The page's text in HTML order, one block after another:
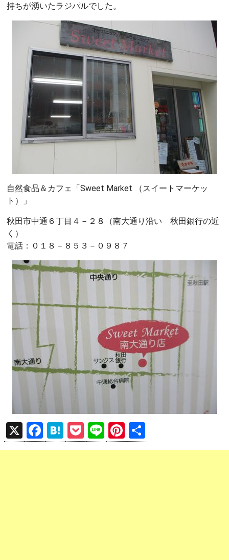
持ちが湧いたラジパルでした。
自然食品＆カフェ「Sweet Market （スイートマーケッ
ト）」
秋田市中通６丁目４－２８（南大通り沿い 秋田銀行の近
く）
電話：０１８－８５３－０９８７
X
F
a
H
at
P
o
Li
n
Pi
nt 有